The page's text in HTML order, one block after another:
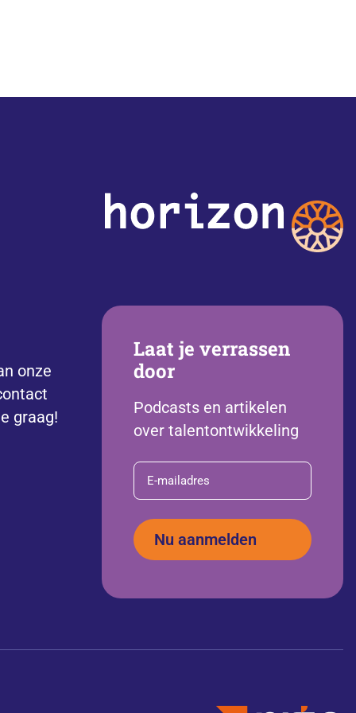
onze
graag!
Laat je verrassen
door
Podcasts en artikelen
over talentontwikkeling
E-
mailadres